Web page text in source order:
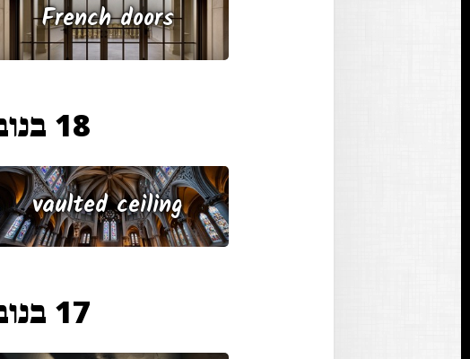
French doors
18 בנובמבר 2025
vaulted ceiling
17 בנובמבר 2025